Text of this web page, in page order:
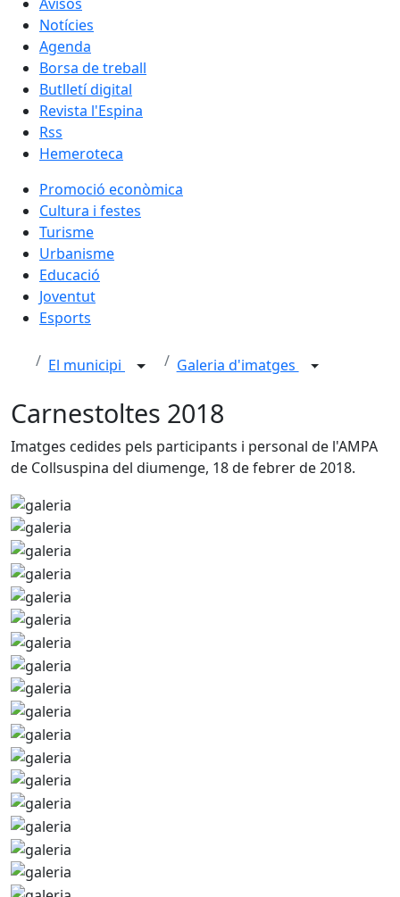
Notícies
Agenda
Borsa de treball
Butlletí digital
Revista l'Espina
Rss
Hemeroteca
Promoció econòmica
Cultura i festes
Turisme
Urbanisme
Educació
Joventut
Esports
El municipi Galeria d'imatges
Carnestoltes 2018
Imatges cedides pels participants i personal de l'AMPA
de Collsuspina del diumenge, 18 de febrer de 2018.